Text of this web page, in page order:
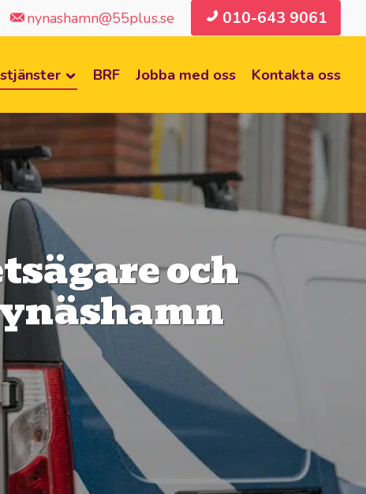
nynashamn@55plus.se 010-643 9061
BRF Jobba med oss Kontakta oss
och